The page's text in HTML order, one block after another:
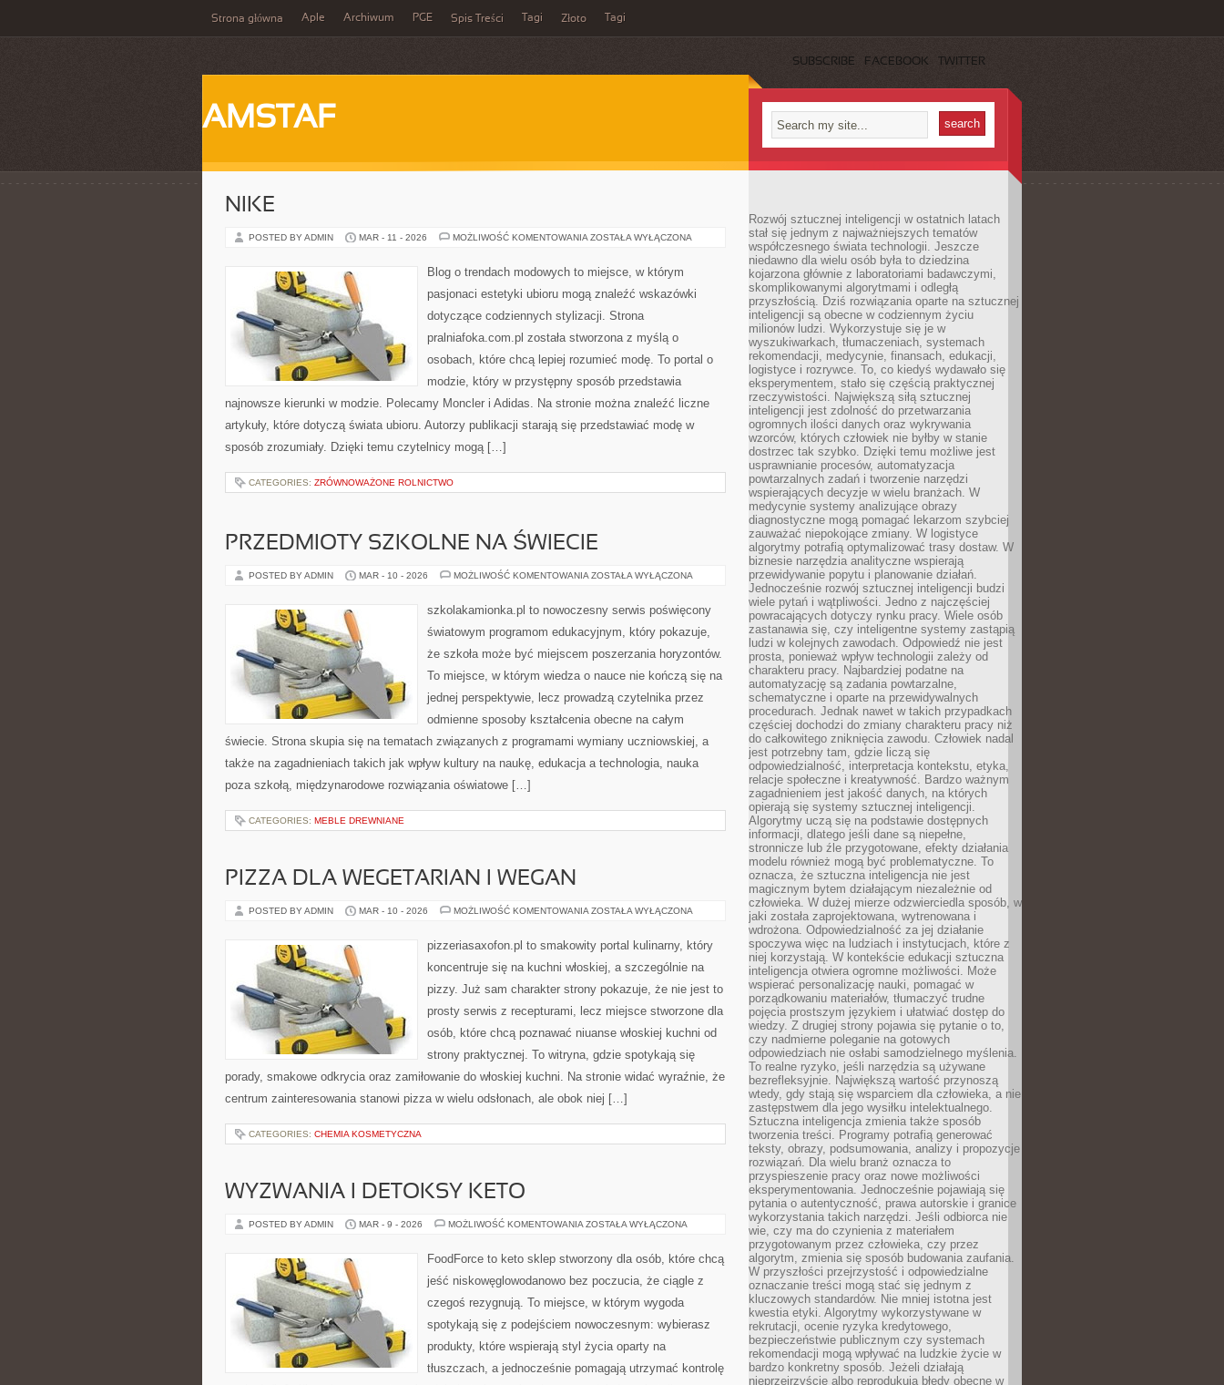
Strona główna Aple Archiwum PGE Spis Treści Tagi Złoto Tagi
SUBSCRIBE FACEBOOK TWITTER
AMSTAF
NIKE
POSTED BY ADMIN MAR - 11 - 2026 MOŻLIWOŚĆ KOMENTOWANIA NIKE
ZOSTAŁA WYŁĄCZONA
Blog o trendach modowych to miejsce, w którym
pasjonaci estetyki ubioru mogą znaleźć wskazówki
dotyczące codziennych stylizacji. Strona
pralniafoka.com.pl została stworzona z myślą o
osobach, które chcą lepiej rozumieć modę. To portal o
modzie, który w przystępny sposób przedstawia
najnowsze kierunki w modzie. Polecamy Moncler i Adidas. Na stronie można znaleźć liczne
artykuły, które dotyczą świata ubioru. Autorzy publikacji starają się przedstawiać modę w
sposób zrozumiały. Dzięki temu czytelnicy mogą […]
CATEGORIES: ZRÓWNOWAŻONE ROLNICTWO
PRZEDMIOTY SZKOLNE NA ŚWIECIE
POSTED BY ADMIN MAR - 10 - 2026 MOŻLIWOŚĆ KOMENTOWANIA PRZEDMIOTY
ZOSTAŁA WYŁĄCZONA
szkolakamionka.pl to nowoczesny serwis poświęcony
światowym programom edukacyjnym, który pokazuje,
że szkoła może być miejscem poszerzania horyzontów.
To miejsce, w którym wiedza o nauce nie kończą się na
jednej perspektywie, lecz prowadzą czytelnika przez
odmienne sposoby kształcenia obecne na całym
świecie. Strona skupia się na tematach związanych z programami wymiany uczniowskiej, a
także na zagadnieniach takich jak wpływ kultury na naukę, edukacja a technologia, nauka
poza szkołą, międzynarodowe rozwiązania oświatowe […]
CATEGORIES: MEBLE DREWNIANE
PIZZA DLA WEGETARIAN I WEGAN
POSTED BY ADMIN MAR - 10 - 2026 MOŻLIWOŚĆ KOMENTOWANIA PIZZA
WEGAN
ZOSTAŁA WYŁĄCZONA
pizzeriasaxofon.pl to smakowity portal kulinarny, który
koncentruje się na kuchni włoskiej, a szczególnie na
pizzy. Już sam charakter strony pokazuje, że nie jest to
prosty serwis z recepturami, lecz miejsce stworzone dla
osób, które chcą poznawać niuanse włoskiej kuchni od
strony praktycznej. To witryna, gdzie spotykają się
porady, smakowe odkrycia oraz zamiłowanie do włoskiej kuchni. Na stronie widać wyraźnie, że
centrum zainteresowania stanowi pizza w wielu odsłonach, ale obok niej […]
CATEGORIES: CHEMIA KOSMETYCZNA
WYZWANIA I DETOKSY KETO
POSTED BY ADMIN MAR - 9 - 2026 MOŻLIWOŚĆ KOMENTOWANIA WYZWANIA
ZOSTAŁA WYŁĄCZONA
FoodForce to keto sklep stworzony dla osób, które chcą
jeść niskowęglowodanowo bez poczucia, że ciągle z
czegoś rezygnują. To miejsce, w którym wygoda
spotykają się z podejściem nowoczesnym: wybierasz
produkty, które wspierają styl życia oparty na
tłuszczach, a jednocześnie pomagają utrzymać kontrolę
Rozwój sztucznej inteligencji w ostatnich latach
stał się jednym z najważniejszych tematów
współczesnego świata technologii. Jeszcze
niedawno dla wielu osób była to dziedzina
kojarzona głównie z laboratoriami badawczymi,
skomplikowanymi algorytmami i odległą
przyszłością. Dziś rozwiązania oparte na sztucznej
inteligencji są obecne w codziennym życiu
milionów ludzi. Wykorzystuje się je w
wyszukiwarkach, tłumaczeniach, systemach
rekomendacji, medycynie, finansach, edukacji,
logistyce i rozrywce. To, co kiedyś wydawało się
eksperymentem, stało się częścią praktycznej
rzeczywistości. Największą siłą sztucznej
inteligencji jest zdolność do przetwarzania
ogromnych ilości danych oraz wykrywania
wzorców, których człowiek nie byłby w stanie
dostrzec tak szybko. Dzięki temu możliwe jest
usprawnianie procesów, automatyzacja
powtarzalnych zadań i tworzenie narzędzi
wspierających decyzje w wielu branżach. W
medycynie systemy analizujące obrazy
diagnostyczne mogą pomagać lekarzom szybciej
zauważać niepokojące zmiany. W logistyce
algorytmy potrafią optymalizować trasy dostaw. W
biznesie narzędzia analityczne wspierają
przewidywanie popytu i planowanie działań.
Jednocześnie rozwój sztucznej inteligencji budzi
wiele pytań i wątpliwości. Jedno z najczęściej
powracających dotyczy rynku pracy. Wiele osób
zastanawia się, czy inteligentne systemy zastąpią
ludzi w kolejnych zawodach. Odpowiedź nie jest
prosta, ponieważ wpływ technologii zależy od
charakteru pracy. Najbardziej podatne na
automatyzację są zadania powtarzalne,
schematyczne i oparte na przewidywalnych
procedurach. Jednak nawet w takich przypadkach
częściej dochodzi do zmiany charakteru pracy niż
do całkowitego zniknięcia zawodu. Człowiek nadal
jest potrzebny tam, gdzie liczą się
odpowiedzialność, interpretacja kontekstu, etyka,
relacje społeczne i kreatywność. Bardzo ważnym
zagadnieniem jest jakość danych, na których
opierają się systemy sztucznej inteligencji.
Algorytmy uczą się na podstawie dostępnych
informacji, dlatego jeśli dane są niepełne,
stronnicze lub źle przygotowane, efekty działania
modelu również mogą być problematyczne. To
oznacza, że sztuczna inteligencja nie jest
magicznym bytem działającym niezależnie od
człowieka. W dużej mierze odzwierciedla sposób, w
jaki została zaprojektowana, wytrenowana i
wdrożona. Odpowiedzialność za jej działanie
spoczywa więc na ludziach i instytucjach, które z
niej korzystają. W kontekście edukacji sztuczna
inteligencja otwiera ogromne możliwości. Może
wspierać personalizację nauki, pomagać w
porządkowaniu materiałów, tłumaczyć trudne
pojęcia prostszym językiem i ułatwiać dostęp do
wiedzy. Z drugiej strony pojawia się pytanie o to,
czy nadmierne poleganie na gotowych
odpowiedziach nie osłabi samodzielnego myślenia.
To realne ryzyko, jeśli narzędzia są używane
bezrefleksyjnie. Największą wartość przynoszą
wtedy, gdy stają się wsparciem dla człowieka, a nie
zastępstwem dla jego wysiłku intelektualnego.
Sztuczna inteligencja zmienia także sposób
tworzenia treści. Programy potrafią generować
teksty, obrazy, podsumowania, analizy i propozycje
rozwiązań. Dla wielu branż oznacza to
przyspieszenie pracy oraz nowe możliwości
eksperymentowania. Jednocześnie pojawiają się
pytania o autentyczność, prawa autorskie i granice
wykorzystania takich narzędzi. Jeśli odbiorca nie
wie, czy ma do czynienia z materiałem
przygotowanym przez człowieka, czy przez
algorytm, zmienia się sposób budowania zaufania.
W przyszłości przejrzystość i odpowiedzialne
oznaczanie treści mogą stać się jednym z
kluczowych standardów. Nie mniej istotna jest
kwestia etyki. Algorytmy wykorzystywane w
rekrutacji, ocenie ryzyka kredytowego,
bezpieczeństwie publicznym czy systemach
rekomendacji mogą wpływać na ludzkie życie w
bardzo konkretny sposób. Jeżeli działają
nieprzejrzyście albo reprodukują błędy obecne w